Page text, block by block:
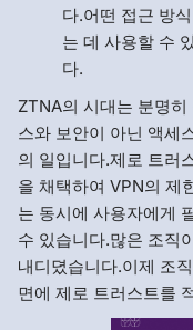
다.어떤 접근 방
는 데 사용할 수
다.
ZTNA의 시대는 분명
스와 보안이 아닌 액세
의 일입니다.제로 트러
을 채택하여 VPN의 제
는 동시에 사용자에게
수 있습니다.많은 조직
내디뎠습니다.이제 조
면에 제로 트러스트를